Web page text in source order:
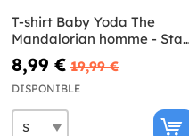
T-shirt Baby Yoda The
Mandalorian homme - Star
Wars
8,99 € 19,99 €
DISPONIBLE